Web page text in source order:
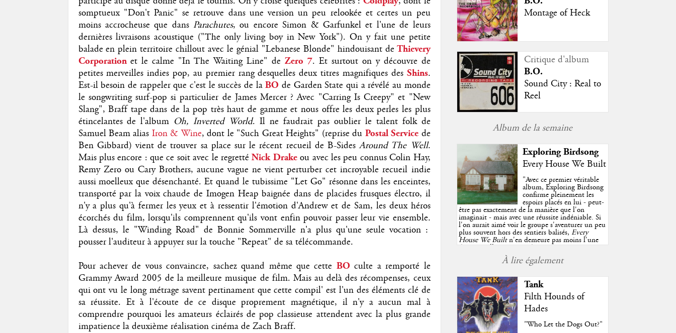
somptueux "Don't Panic" se retrouve dans une version un peu relookée et certes un peu
moins accrocheuse que dans Parachutes, ou encore Simon & Garfunkel et l'une de leurs
dernières livraisons acoustique ("The only living boy in New York"). On y fait une petite
balade en plein territoire chillout avec le génial "Lebanese Blonde" hindouisant deThievery
Corporationet le calme "In The Waiting Line" de Zero 7. Et surtout on y découvre de
petites merveilles indies pop, au premier rang desquelles deux titres magnifiques desShins.
Est-il besoin de rappeler que c'est le succès de laBO de Garden State qui a révélé au monde
le songwriting surf-pop si particulier de James Mercer ? Avec "Carring Is Creepy" et "New
Slang", Braff tape dans de la pop très haut de gamme et nous offre les deux perles les plus
étincelantes de l'album Oh, Inverted World. Il ne faudrait pas oublier le talent folk de
Samuel Beam alias Iron & Wine, dont le "Such Great Heights" (reprise du Postal Service de
Ben Gibbard) vient de trouver sa place sur le récent recueil de B-SidesAround The Well.
Mais plus encore : que ce soit avec le regretté Nick Drakeou avec les peu connus Colin Hay,
Remy Zero ou Cary Brothers, aucune vague ne vient perturber cet incroyable recueil indie
aussi moelleux que désenchanté. Et quand le tubissime "Let Go" résonne dans les enceintes,
transporté par la voix chaude de Imogen Heap baignée dans de placides frusques électro, il
n'y a plus qu'à fermer les yeux et à ressentir l'émotion d'Andrew et de Sam, les deux héros
écorchés du film, lorsqu'ils comprennent qu'ils vont enfin pouvoir passer leur vie ensemble.
Là dessus, le "Winding Road" de Bonnie Sommerville n'a plus qu'une seule vocation :
pousser l'auditeur à appuyer sur la touche "Repeat" de sa télécommande.
Pour achever de vous convaincre, sachez quand même que cette BOculte a remporté le
Grammy Award 2005 de la meilleure musique de film. Mais au delà des récompenses, ceux
qui ont vu le long métrage savent pertinament que cette compil' est l'un des éléments clé de
sa réussite. Et à l'écoute de ce disque proprement magnétique, il n'y a aucun mal à
comprendre pourquoi les amateurs éclairés de pop classieuse attendent avec la plus grande
impatience la deuxième réalisation cinéma de Zach Braff.
Montage of Heck
Critique d'album
B.O.
Sound City : Real to
Reel
Album de la semaine
Exploring Birdsong
Every House We Built
"Avec ce premier véritable
album, Exploring Birdsong
confirme pleinement les
espoirs placés en lui - peut-
être pas exactement de la manière que l'on
imaginait - mais avec une réussite indéniable. Si
l'on aurait aimé voir le groupe s'aventurer un peu
plus souvent hors des sentiers balisés,Every
House We Builtn'en demeure pas moins l'une
des très belles surprises de cette année, porté par
plusieurs morceaux qui trouveront sans difficulté
une place de choix dans vos playlists estivales.
À lire également
Tank
Filth Hounds of
Hades
"Who Let the Dogs Out?"